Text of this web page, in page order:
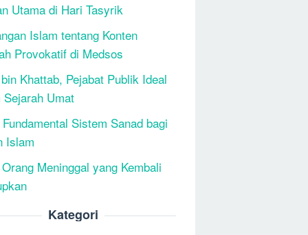
Utama di Hari Tasyrik
Islam tentang Konten
Provokatif di Medsos
Khattab, Pejabat Publik Ideal
Sejarah Umat
Fundamental Sistem Sanad bagi
Islam
Meninggal yang Kembali
Kategori